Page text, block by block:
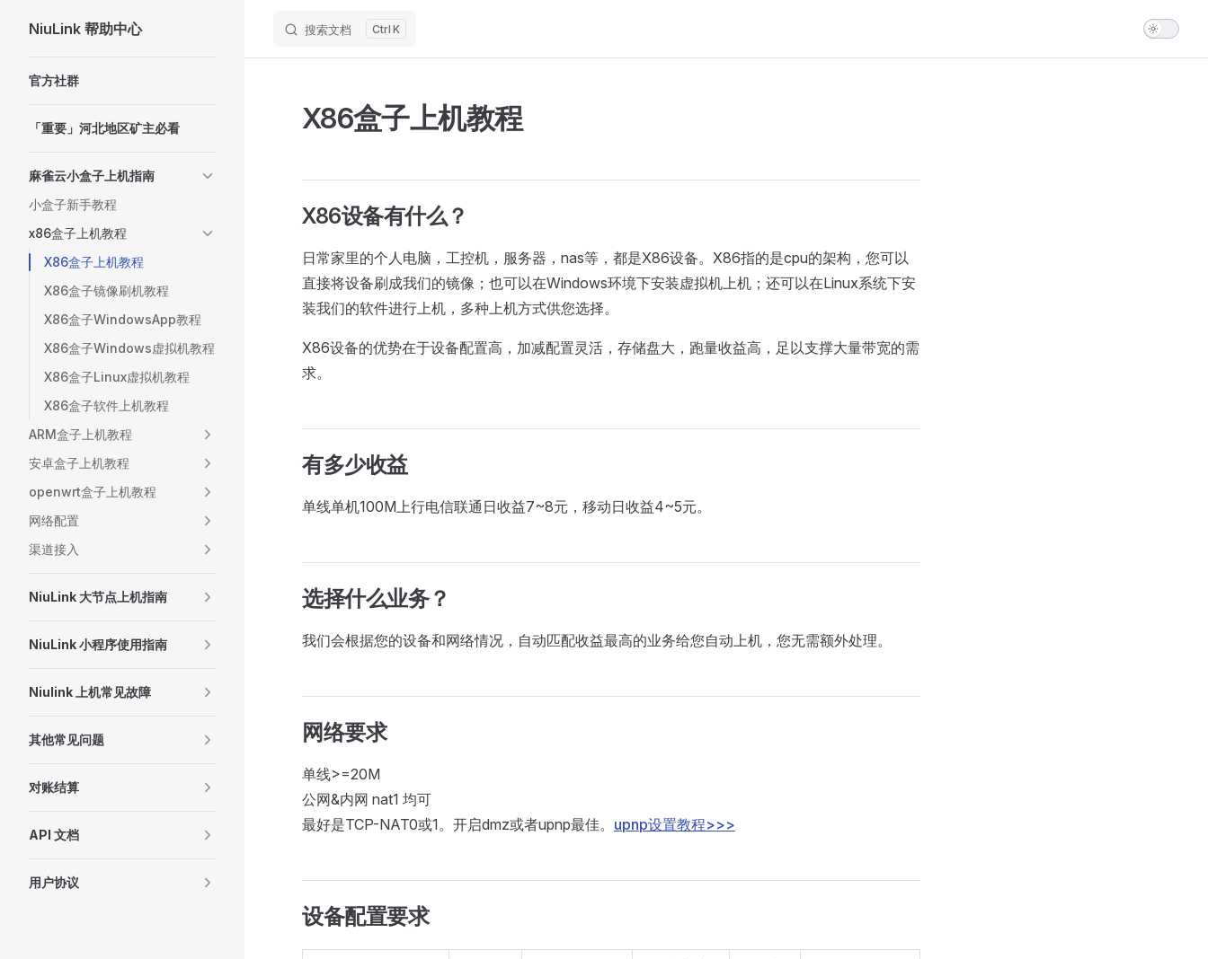
Skip to content
NiuLink 帮助中心 搜索文档 K
官方社群
「重要」河北地区矿主必看
麻雀云小盒子上机指南
小盒子新手教程
x86盒子上机教程
X86盒子上机教程
X86盒子镜像刷机教程
X86盒子WindowsApp教程
X86盒子Windows虚拟机教程
X86盒子Linux虚拟机教程
X86盒子软件上机教程
ARM盒子上机教程
安卓盒子上机教程
openwrt盒子上机教程
网络配置
渠道接入
NiuLink 大节点上机指南
NiuLink 小程序使用指南
Niulink 上机常见故障
其他常见问题
对账结算
API 文档
用户协议
X86盒子上机教程
X86设备有什么？
日常家里的个人电脑，工控机，服务器，nas等，都是X86设备。X86指的是cpu的架构，您可以
直接将设备刷成我们的镜像；也可以在Windows环境下安装虚拟机上机；还可以在Linux系统下安
装我们的软件进行上机，多种上机方式供您选择。
X86设备的优势在于设备配置高，加减配置灵活，存储盘大，跑量收益高，足以支撑大量带宽的需
求。
有多少收益
单线单机100M上行电信联通日收益7~8元，移动日收益4~5元。
选择什么业务？
我们会根据您的设备和网络情况，自动匹配收益最高的业务给您自动上机，您无需额外处理。
网络要求
单线>=20M
公网&内网 nat1 均可
最好是TCP-NAT0或1。开启dmz或者upnp最佳。 upnp设置教程>>>
设备配置要求